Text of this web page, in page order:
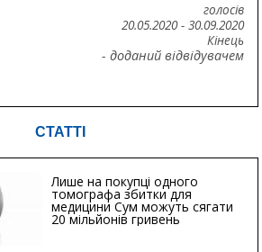
голосів
20.05.2020- 30.09.2020
Кінець
- доданий відвідувачем
СТАТТІ
Лише на покупці одного
томографа збитки для
медицини Сум можуть сягати
20 мільйонів гривень